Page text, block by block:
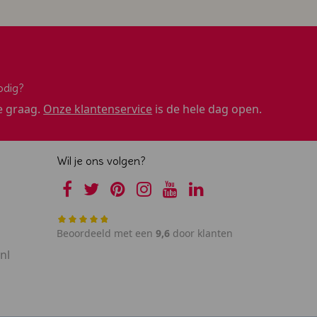
graag. Onze klantenservice is de hele dag open.
Wil je ons volgen?
Beoordeeld met een 9,6door klanten